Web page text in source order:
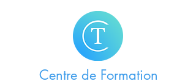
Centre de Formation